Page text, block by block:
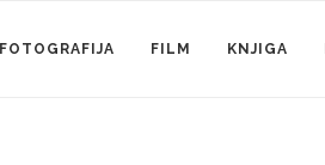
FOTOGRAFIJA FILM KNJIGA